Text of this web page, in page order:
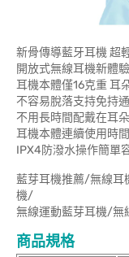
新骨傳導藍牙耳機 超
開放式無線耳機新體
耳機本體僅16克重 耳
不容易脫落支持免持
不用長時間配戴在耳
耳機本體連續使用時
IPX4防潑水操作簡單
藍芽耳機推薦/無線
機/
無線運動藍芽耳機/無
商品規格